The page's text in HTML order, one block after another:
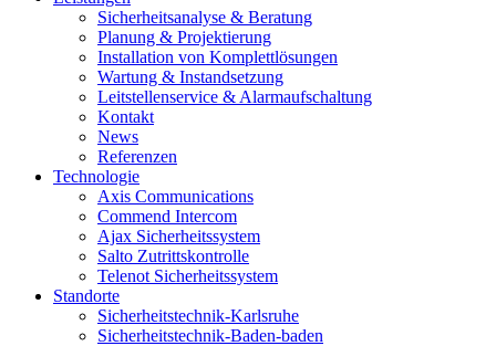
Sicherheitsanalyse & Beratung
Planung & Projektierung​
Installation von Komplettlösungen
Wartung & Instandsetzung
Leitstellenservice & Alarmaufschaltung
Kontakt
News
Referenzen
Technologie
Axis Communications
Commend Intercom
Ajax Sicherheitssystem​
Salto Zutrittskontrolle
Telenot Sicherheitssystem
Standorte
Sicherheitstechnik-Karlsruhe
Sicherheitstechnik-Baden-baden